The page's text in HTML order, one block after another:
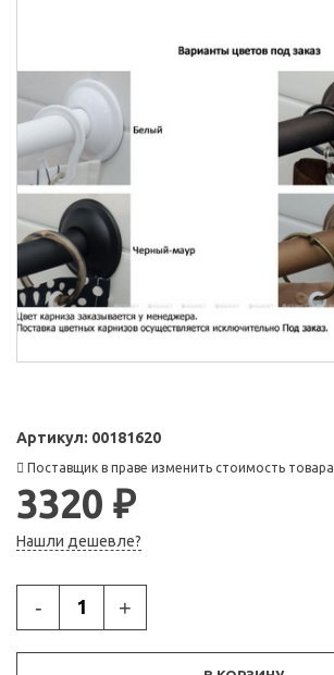
Артикул: 00181620
Поставщик в праве изменить стоимость товара
3320 ₽
Нашли дешевле?
- +